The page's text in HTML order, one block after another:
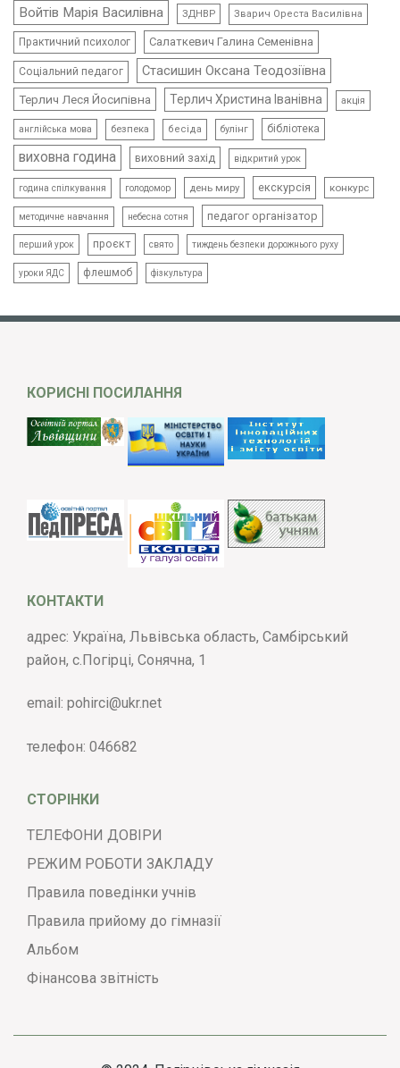
Войтів Марія Василівна ЗДНВР Зварич Ореста Василівна
Практичний психолог Салаткевич Галина Семенівна
Соціальний педагог Стасишин Оксана Теодозіївна
Терлич Леся Йосипівна Терлич Христина Іванівна акція
англійська мова безпека бесіда булінг бібліотека
виховна година виховний захід відкритий урок
година спілкування голодомор день миру екскурсія конкурс
методичне навчання небесна сотня педагог організатор
перший урок проєкт свято тиждень безпеки дорожнього руху
уроки ЯДС флешмоб фізкультура
КОРИСНІ ПОСИЛАННЯ
КОНТАКТИ
адрес: Україна, Львівська область, Самбірський
район, с.Погірці, Сонячна, 1
email: pohirci@ukr.net
телефон: 046682
СТОРІНКИ
ТЕЛЕФОНИ ДОВІРИ
РЕЖИМ РОБОТИ ЗАКЛАДУ
Правила поведінки учнів
Правила прийому до гімназії
Альбом
Фінансова звітність